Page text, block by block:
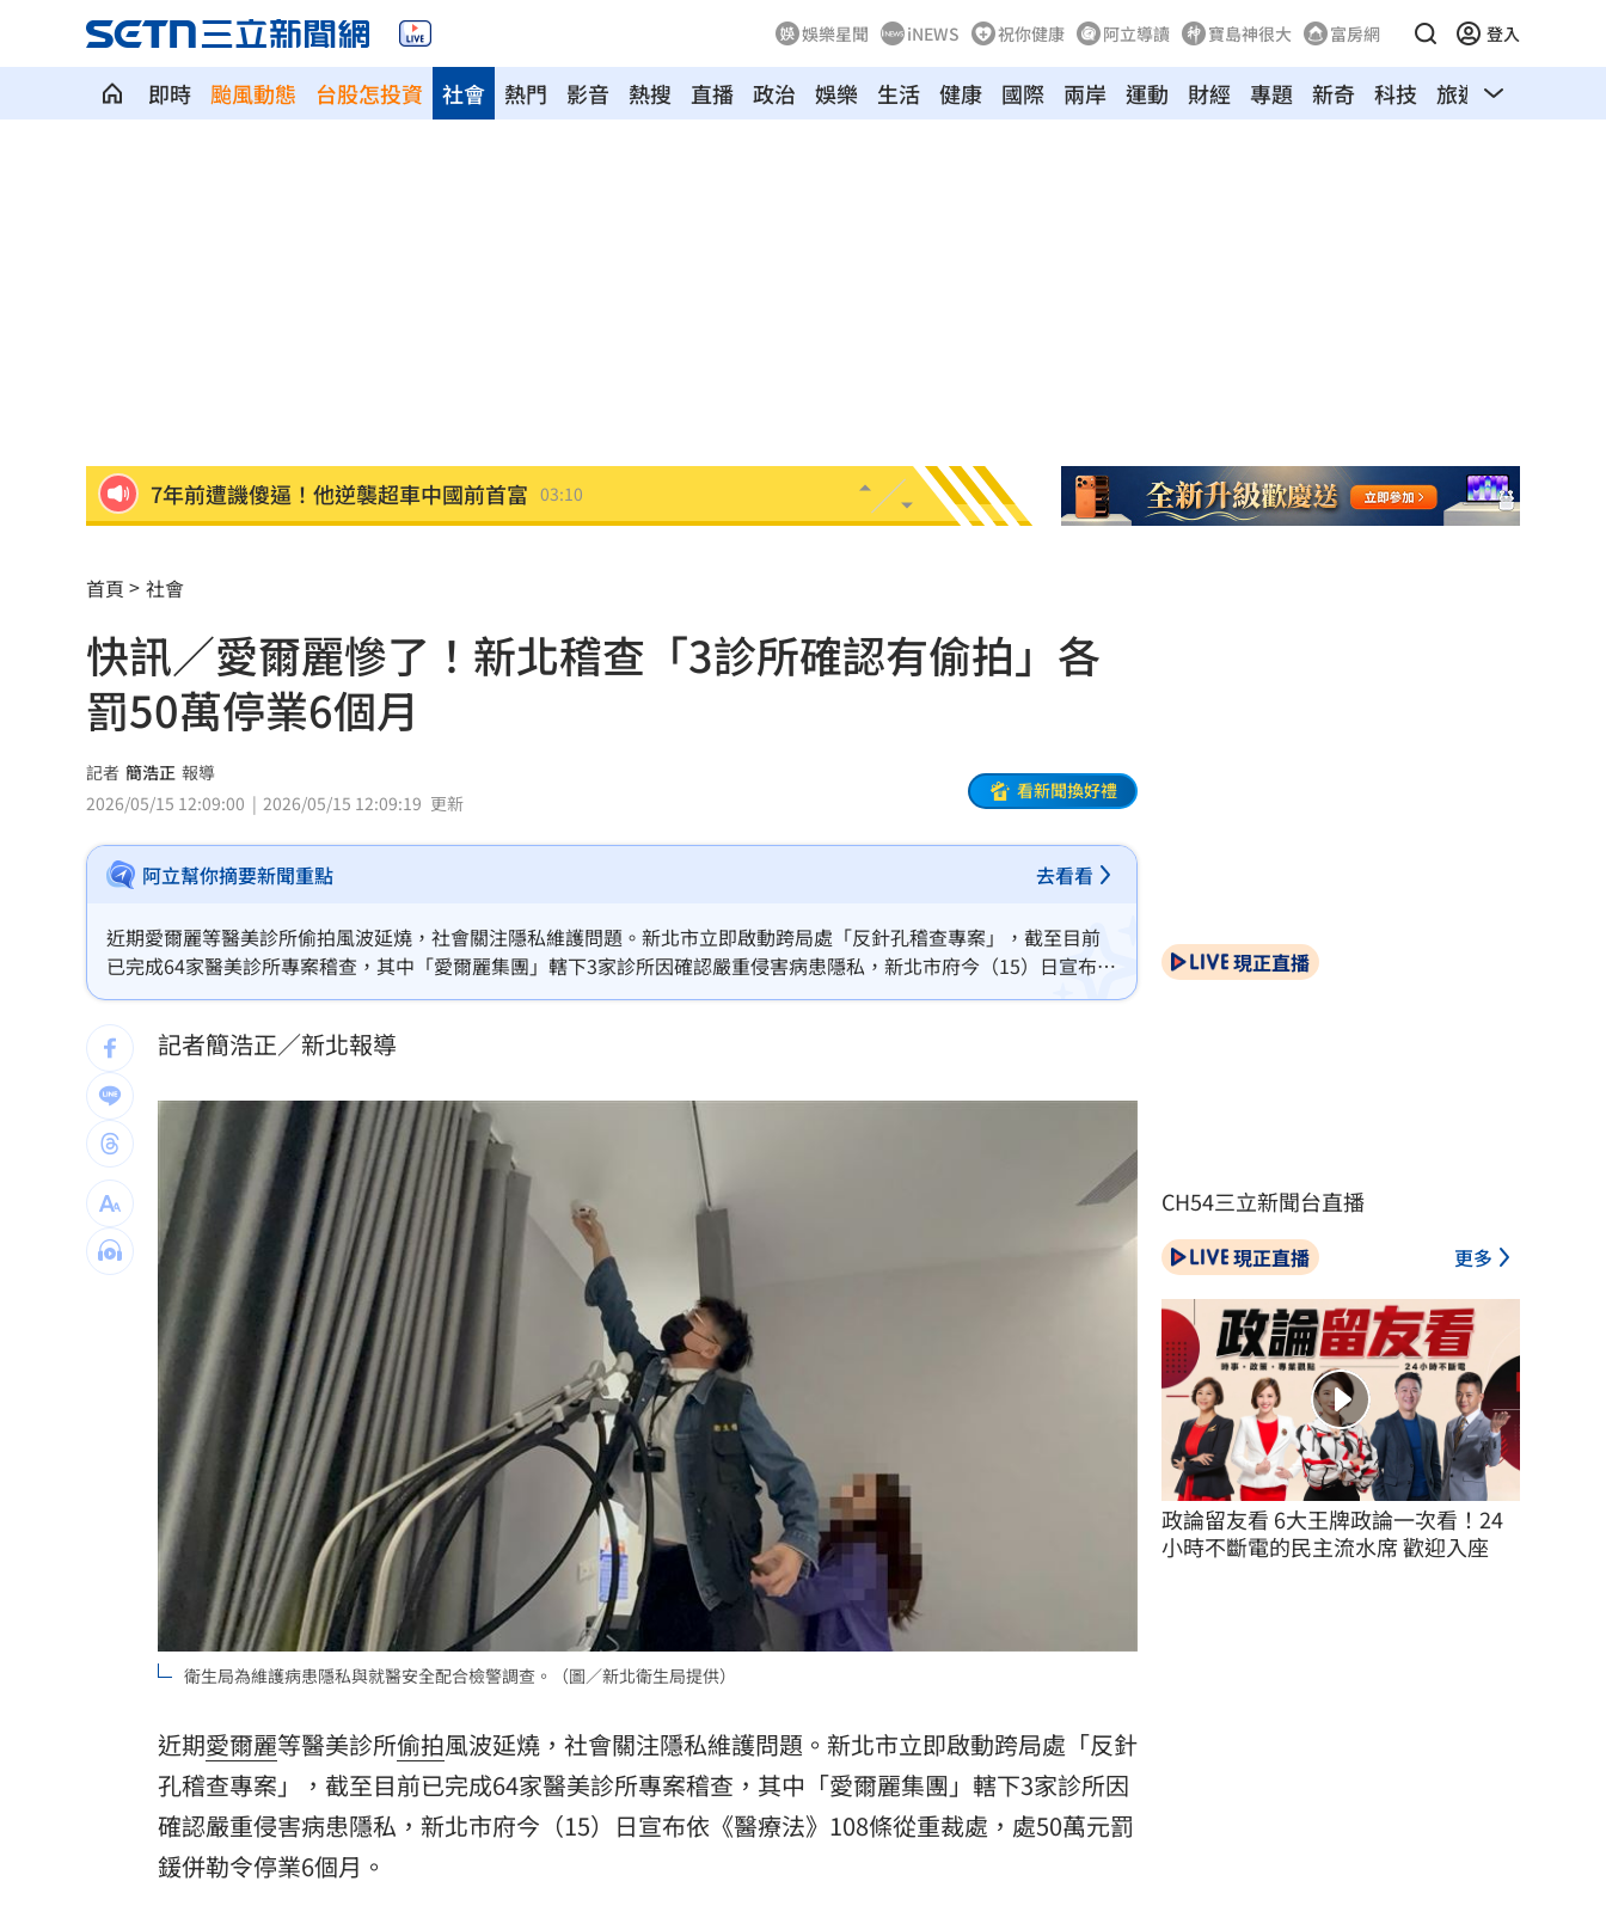
娛樂星聞 iNEWS 祝你健康 阿立導讀 寶島神很大 富房網 登入
即時 颱風動態 台股怎投資 熱門 影音 熱搜 直播 政治
社會 娛樂 生活 健康 國際 兩岸 運動 財經 專題 新奇 科技 旅遊 汽車
7年前遭譏傻逼！他逆襲超車中國前首富 03:10
記憶體產能全被大廠包下 驚人漲價潮來襲
北美訂單補爆 聯發科小金雞EPS至27.12元 02:30
AI和你讀的不同！實測《時代》驚揭1真相
這大廠三支柱到位 全年EPS上看5.68元
慈濟買BNT被詐10億！藍昔嗆擋疫苗網朝聖
它躋身美禁令受惠者 上半年EPS衝2.58元
高溫重創雞蛋產量 最快要等到9月才回穩 01:26
台股收復44000點大關 2關鍵看AI產業發展
他見搶案挺身相救遭圍毆亡！嫌犯最小12歲 01:10
扣款人數狂增4成 國泰小龍基金布局曝光
車是我的、油也是我的 睡車竟被收住宿費 01:04
24歲存款破百萬！她公開致富關鍵：超孝順 01:02
台灣彩券開獎直播中 20:31
LIVE三立+24小時直播 15:27
三立iNEWS新聞台線上直播 18:00
理想混蛋號召粉絲跨海追星吃美食！
首頁 社會
快訊／愛爾麗慘了！新北稽查「3診所確認有偷拍」各
罰50萬停業6個月
記者 簡浩正 報導
2026/05/15 12:09:00
2026/05/15 12:09:19 更新
看新聞換好禮
阿立幫你摘要新聞重點 去看看
近期愛爾麗等醫美診所偷拍風波延燒，社會關注隱私維護問題。新北市立即啟動跨局處「反針孔稽查專案」，截至目前
已完成64家醫美診所專案稽查，其中「愛爾麗集團」轄下3家診所因確認嚴重侵害病患隱私，新北市府今（15）日宣布依
《醫療法》108條從重裁處，處50萬元罰鍰併勒令停業6個月。（記者：簡浩正）
記者簡浩正／新北報導
衛生局為維護病患隱私與就醫安全配合檢警調查。（圖／新北衛生局提供）
近期愛爾麗等醫美診所偷拍風波延燒，社會關注隱私維護問題。新北市立即啟動跨局處「反針
孔稽查專案」，截至目前已完成64家醫美診所專案稽查，其中「愛爾麗集團」轄下3家診所因
確認嚴重侵害病患隱私，新北市府今（15）日宣布依《醫療法》108條從重裁處，處50萬元罰
鍰併勒令停業6個月。
現正直播
CH54三立新聞台直播
現正直播 更多
政論留友看 6大王牌政論一次看！24
小時不斷電的民主流水席 歡迎入座